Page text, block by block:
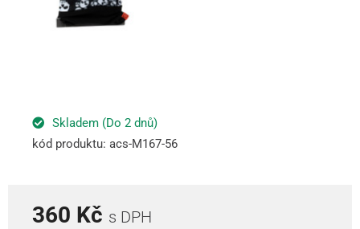
Skladem (Do 2 dnů)
kód produktu: acs-M167-56
360 Kč s DPH